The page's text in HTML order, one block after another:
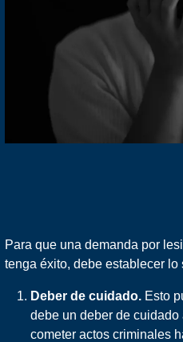
Para que una demanda por
tenga éxito, debe establecer lo
Deber de cuidado. Esto
debe un deber de
cometer actos criminales